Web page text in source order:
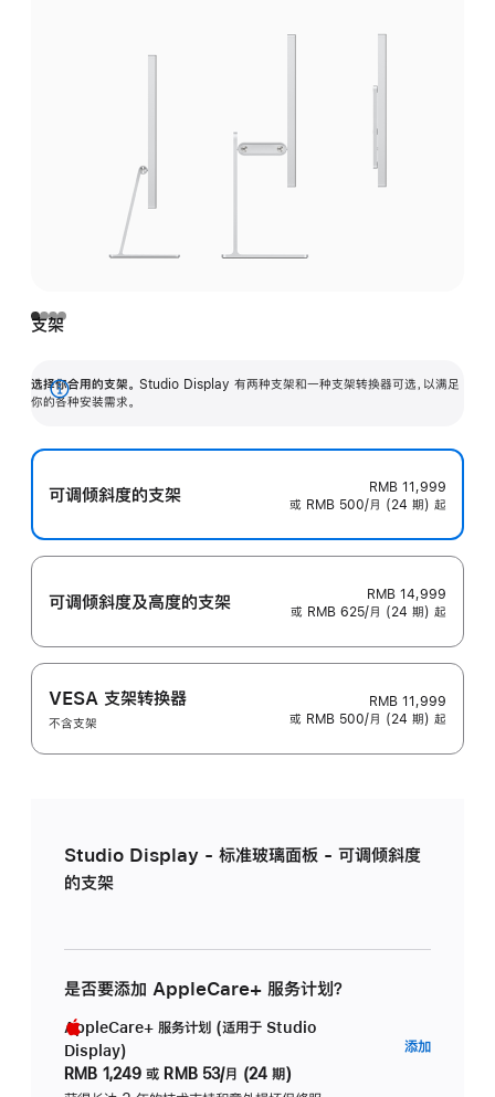
支架
选择你合用的支架。 Studio Display 有两种支架和一种支架转换器可选，以满足
你的各种安装需求。
展
可调倾斜度的支架
RMB 11,999
或 RMB 500/月 (24 期) 起
可调倾斜度及高‍度的支‍架
RMB 14,999
或 RMB 625/月 (24 期) 起
VESA 支架转换器
不含支架
RMB 11,999
或 RMB 500/月 (24 期) 起
Studio Display - 标准玻璃面板 - 可调倾斜度
的支架
是否要添加 AppleCare+ 服务计划？
AppleCare+ 服务计划 (适用于 Studio
Display)
RMB 1,249 或 RMB 53/月 (24 期)
添加